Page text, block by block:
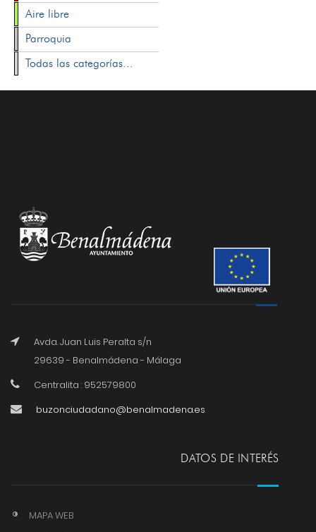
Aire libre
Parroquia
Todas las categorías...
Avda. Juan Luis Peralta s/n
29639 - Benalmádena - Málaga
Centralita : 952579800
buzonciudadano@benalmadena.es
DATOS DE INTERÉS
MAPA WEB